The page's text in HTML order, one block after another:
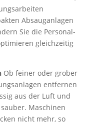
Absauganlagen
Sie die Personal-
gleichzeitig
Ob feiner oder grober
entfernen
aus der Luft und
Maschinen
nicht mehr, so